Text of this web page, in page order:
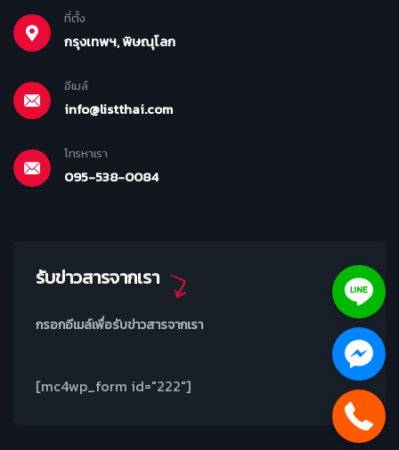
ที่ตั้ง
กรุงเทพฯ, พิษณุโลก
อีเมล์
info@listthai.com
โทรหาเรา
095-538-0084
รับข่าวสารจากเรา
กรอกอีเมล์เพื่อรับข่าวสารจากเรา
[mc4wp_form id="222"]